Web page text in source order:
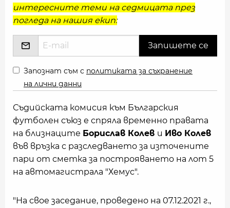
интересните теми на седмицата през
погледа на нашия екип:
Запознат съм с политиката за съхранение
на лични данни
Съдийската комисия към Българския
футболен съюз е спряла временно правата
на близнаците Борислав Колев и Иво Колев
във връзка с разследването за източените
пари от сметка за построяването на лот 5
на автомагистрала "Хемус".
"На свое заседание, проведено на 07.12.2021 г.,